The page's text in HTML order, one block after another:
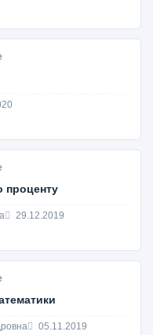
проценту
29.12.2019
05.11.2019